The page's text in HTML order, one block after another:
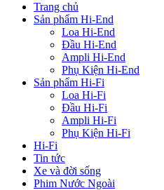
Trang chủ
Sản phẩm Hi-End
Loa Hi-End
Đầu Hi-End
Ampli Hi-End
Phụ Kiện Hi-End
Sản phẩm Hi-Fi
Loa Hi-Fi
Đầu Hi-Fi
Ampli Hi-Fi
Phụ Kiện Hi-Fi
Hi-Fi
Tin tức
Xe và đời sống
Phim Nước Ngoài